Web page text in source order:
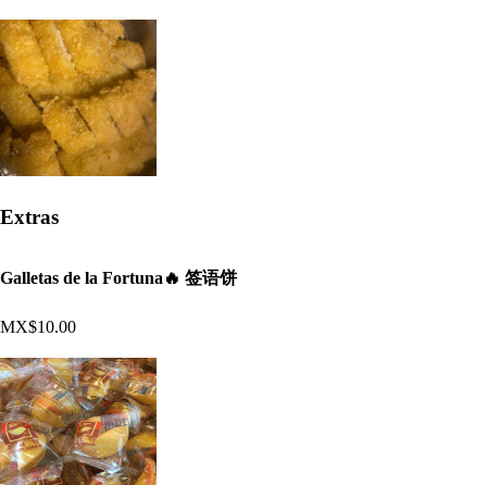
Extras
Galletas de la Fortuna🔥 签语饼
MX$10.00